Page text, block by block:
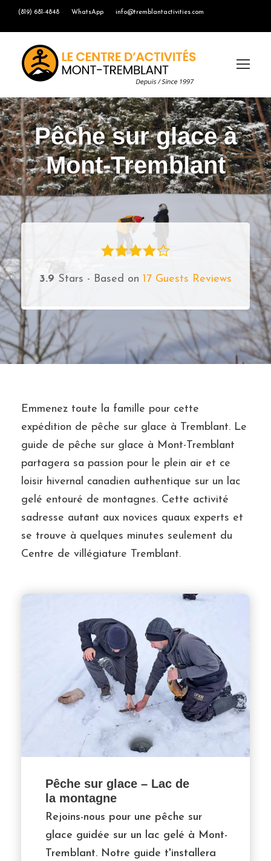
(819) 681-4848 WhatsApp info@tremblantactivities.com
Pêche sur glace à
Mont-Tremblant
3.9 Stars - Based on 17 Guests Reviews
Emmenez toute la famille pour cette
expédition de pêche sur glace à Tremblant. Le
guide de pêche sur glace à Mont-Tremblant
partagera sa passion pour le plein air et ce
loisir hivernal canadien authentique sur un lac
gelé entouré de montagnes. Cette activité
sadresse autant aux novices quaux experts et
se trouve à quelques minutes seulement du
Centre de villégiature Tremblant.
Pêche sur glace – Lac de
la montagne
Rejoins-nous pour une pêche sur
glace guidée sur un lac gelé à Mont-
Tremblant. Notre guide t'installera